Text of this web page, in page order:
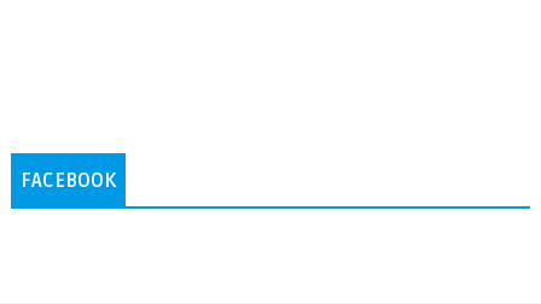
FACEBOOK